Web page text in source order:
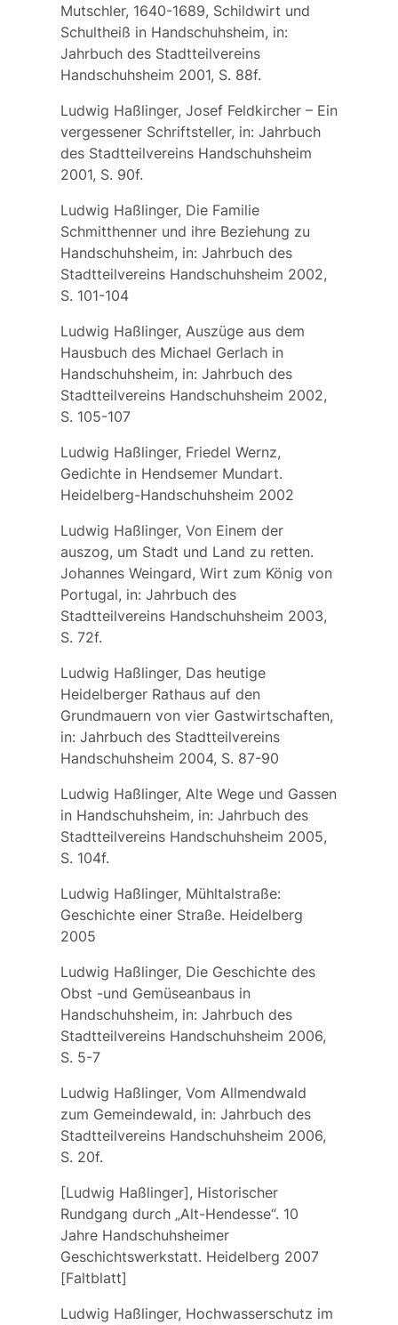
Mutschler, 1640-1689, Schildwirt und
Schultheiß in Handschuhsheim, in:
Jahrbuch des Stadtteilvereins
Handschuhsheim 2001, S. 88f.
Ludwig Haßlinger, Josef Feldkircher – Ein
vergessener Schriftsteller, in: Jahrbuch
des Stadtteilvereins Handschuhsheim
2001, S. 90f.
Ludwig Haßlinger, Die Familie
Schmitthenner und ihre Beziehung zu
Handschuhsheim, in: Jahrbuch des
Stadtteilvereins Handschuhsheim 2002,
S. 101-104
Ludwig Haßlinger, Auszüge aus dem
Hausbuch des Michael Gerlach in
Handschuhsheim, in: Jahrbuch des
Stadtteilvereins Handschuhsheim 2002,
S. 105-107
Ludwig Haßlinger, Friedel Wernz,
Gedichte in Hendsemer Mundart.
Heidelberg-Handschuhsheim 2002
Ludwig Haßlinger, Von Einem der
auszog, um Stadt und Land zu retten.
Johannes Weingard, Wirt zum König von
Portugal, in: Jahrbuch des
Stadtteilvereins Handschuhsheim 2003,
S. 72f.
Ludwig Haßlinger, Das heutige
Heidelberger Rathaus auf den
Grundmauern von vier Gastwirtschaften,
in: Jahrbuch des Stadtteilvereins
Handschuhsheim 2004, S. 87-90
Ludwig Haßlinger, Alte Wege und Gassen
in Handschuhsheim, in: Jahrbuch des
Stadtteilvereins Handschuhsheim 2005,
S. 104f.
Ludwig Haßlinger, Mühltalstraße:
Geschichte einer Straße. Heidelberg
2005
Ludwig Haßlinger, Die Geschichte des
Obst -und Gemüseanbaus in
Handschuhsheim, in: Jahrbuch des
Stadtteilvereins Handschuhsheim 2006,
S. 5-7
Ludwig Haßlinger, Vom Allmendwald
zum Gemeindewald, in: Jahrbuch des
Stadtteilvereins Handschuhsheim 2006,
S. 20f.
[Ludwig Haßlinger], Historischer
Rundgang durch „Alt-Hendesse“. 10
Jahre Handschuhsheimer
Geschichtswerkstatt. Heidelberg 2007
[Faltblatt]
Ludwig Haßlinger, Hochwasserschutz im